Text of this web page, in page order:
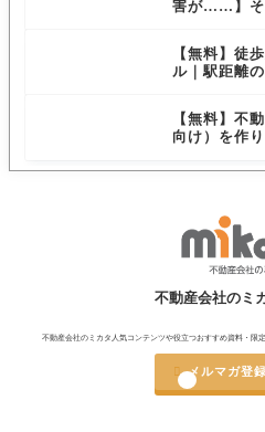
害が……】そ
【無料】徒
ル｜駅距離
【無料】不
向け）を作り
不動産会社のミ
不動産会社のミカタ人気コンテンツや役立つおすすめ資料・限
 メルマガ登